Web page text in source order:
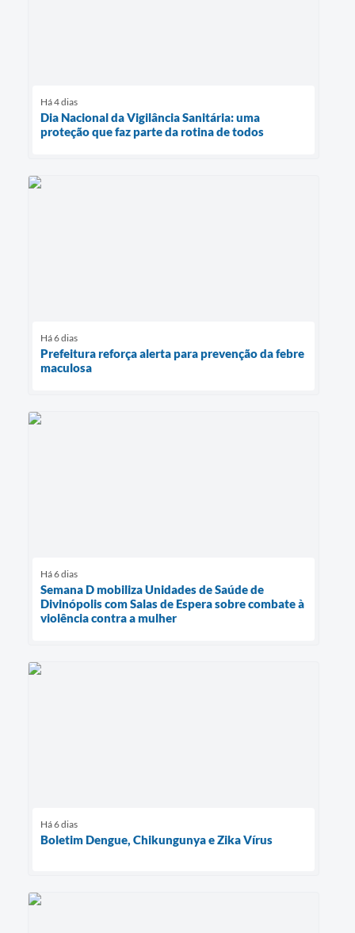
Há 4 dias
Dia Nacional da Vigilância Sanitária: uma
proteção que faz parte da rotina de todos
Há 6 dias
Prefeitura reforça alerta para prevenção da febre
maculosa
Há 6 dias
Semana D mobiliza Unidades de Saúde de
Divinópolis com Salas de Espera sobre combate à
violência contra a mulher
Há 6 dias
Boletim Dengue, Chikungunya e Zika Vírus